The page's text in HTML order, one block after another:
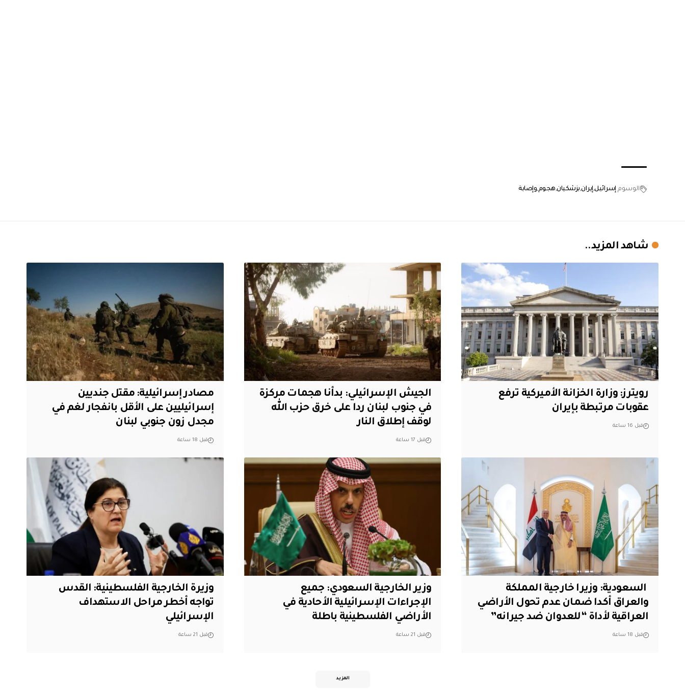
الوسوم إسرائيلإيران بزشكيان هجوم وإصابة
شاهد المزيد..
‏رويترز: وزارة الخزانة الأميركية ترفع
عقوبات مرتبطة بإيران
قبل 16 ساعة
الجيش الإسرائيلي: بدأنا هجمات مركزة
في جنوب لبنان ردا على خرق حزب الله
لوقف إطلاق النار
قبل 17 ساعة
مصادر إسرائيلية: مقتل جنديين
إسرائيليين على الأقل بانفجار لغم في
مجدل زون جنوبي لبنان
قبل 18 ساعة
‏ السعودية: وزيرا خارجية المملكة
والعراق أكدا ضمان عدم تحول الأراضي
العراقية لأداة “للعدوان ضد جيرانه”
قبل 18 ساعة
وزير الخارجية السعودي: جميع
الإجراءات الإسرائيلية الأحادية في
الأراضي الفلسطينية باطلة
قبل 21 ساعة
وزيرة الخارجية الفلسطينية: القدس
تواجه أخطر مراحل الاستهداف
الإسرائيلي
قبل 21 ساعة
المزيد